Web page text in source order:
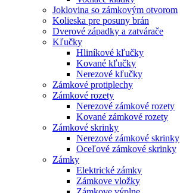
Joklovina so zámkovým otvorom
Kolieska pre posuny brán
Dverové západky a zatvárače
Kľučky
Hliníkové kľučky
Kované kľučky
Nerezové kľučky
Zámkové protiplechy
Zámkové rozety
Nerezové zámkové rozety
Kované zámkové rozety
Zámkové skrinky
Nerezové zámkové skrinky
Oceľové zámkové skrinky
Zámky
Elektrické zámky
Zámkove vložky